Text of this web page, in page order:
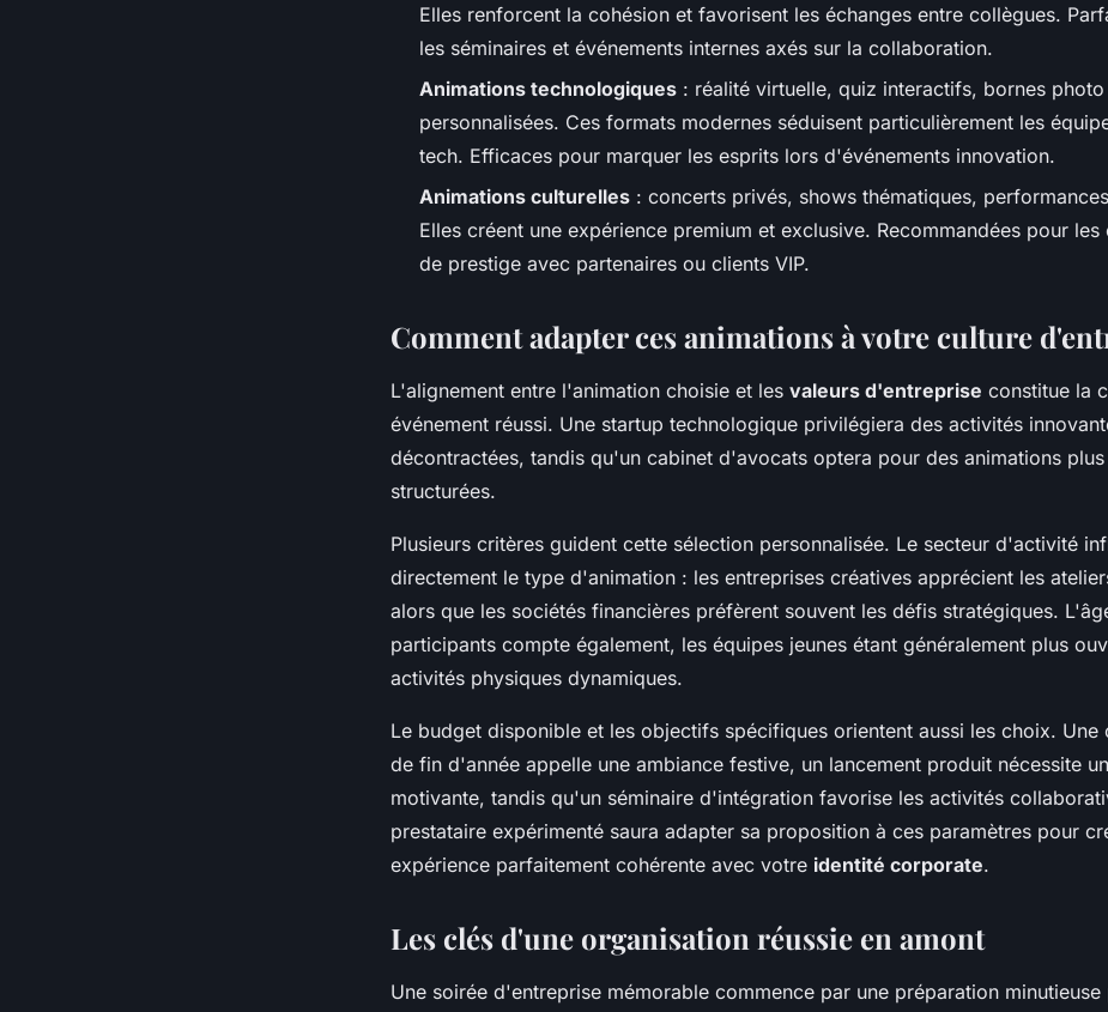
Elles renforcent la cohésion et favorisent les échanges entre collègues.
les séminaires et événements internes axés sur la collaboration.
Animations technologiques : réalité virtuelle, quiz interactifs, bornes photo
personnalisées. Ces formats modernes séduisent particulièrement les
tech. Efficaces pour marquer les esprits lors d'événements innovation.
Animations culturelles : concerts privés, shows thématiques,
Elles créent une expérience premium et exclusive. Recommandées pour les
de prestige avec partenaires ou clients VIP.
Comment adapter ces animations à votre culture
L'alignement entre l'animation choisie et les valeurs d'entreprise constitue la
événement réussi. Une startup technologique privilégiera des activités
décontractées, tandis qu'un cabinet d'avocats optera pour des animations
structurées.
Plusieurs critères guident cette sélection personnalisée. Le secteur d'activité
directement le type d'animation : les entreprises créatives apprécient les
alors que les sociétés financières préfèrent souvent les défis stratégiques.
participants compte également, les équipes jeunes étant généralement plus
activités physiques dynamiques.
Le budget disponible et les objectifs spécifiques orientent aussi les choix. Une
de fin d'année appelle une ambiance festive, un lancement produit nécessite
motivante, tandis qu'un séminaire d'intégration favorise les activités
prestataire expérimenté saura adapter sa proposition à ces paramètres pour
expérience parfaitement cohérente avec votre identité corporate.
Les clés d'une organisation réussie en amont
Une soirée d'entreprise mémorable commence par une préparation minutieuse